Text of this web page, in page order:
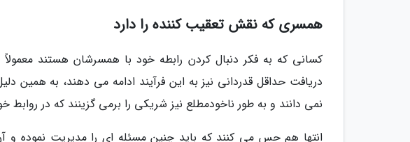
همسری که نقش تعقیب کننده را دارد
کسانی که به فکر دنبال کردن رابطه خود با همسرشان هستند
دریافت حداقل قدردانی نیز به این فرآیند ادامه می دهند، به
نمی دانند و به طور ناخودمطلع نیز شریکی را برمی گزینند که در روابط
انتها هم حس می کنند که باید چنین مسئله ای را مدیریت نموده